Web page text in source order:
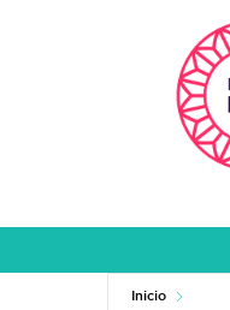
Inicio